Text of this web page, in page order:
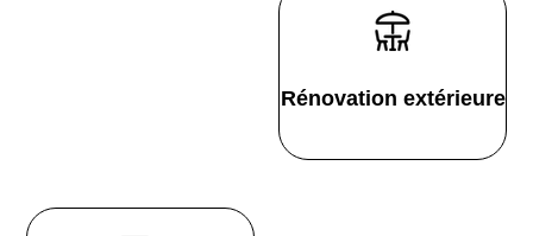
Rénovation extérieure